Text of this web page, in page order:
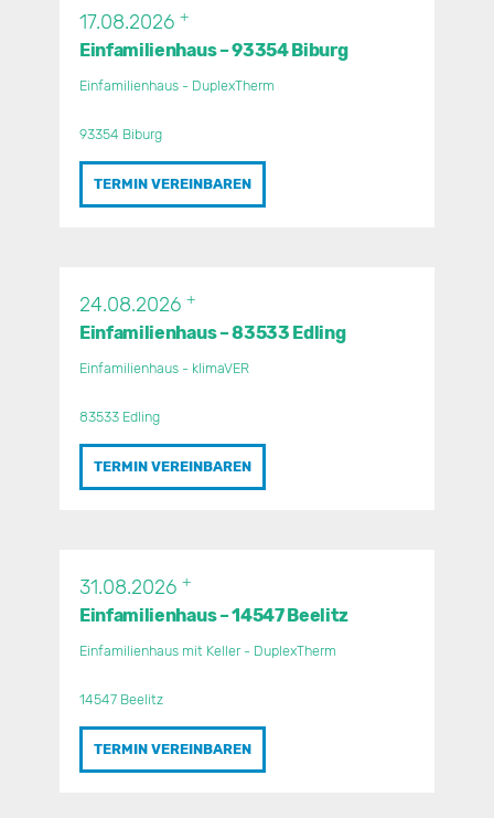
17.08.2026 +
Einfamilienhaus – 93354 Biburg
Einfamilienhaus - DuplexTherm
93354 Biburg
TERMIN VEREINBAREN
24.08.2026 +
Einfamilienhaus – 83533 Edling
Einfamilienhaus - klimaVER
83533 Edling
TERMIN VEREINBAREN
31.08.2026 +
Einfamilienhaus – 14547 Beelitz
Einfamilienhaus mit Keller - DuplexTherm
14547 Beelitz
TERMIN VEREINBAREN